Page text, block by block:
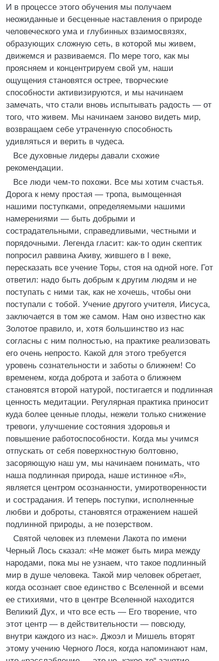
И в процессе этого обучения мы получаем
неожиданные и бесценные наставления о природе
человеческого ума и глубинных взаимосвязях,
образующих сложную сеть, в которой мы живем,
движемся и развиваемся. По мере того, как мы
проясняем и концентрируем свой ум, наши
ощущения становятся острее, творческие
способности активизируются, и мы начинаем
замечать, что стали вновь испытывать радость — от
того, что живем. Мы начинаем заново видеть мир,
возвращаем себе утраченную способность
удивляться и верить в чудеса.
Все духовные лидеры давали схожие
рекомендации.
Все люди чем-то похожи. Все мы хотим счастья.
Дорога к нему простая — тропа, вымощенная
нашими поступками, определяемыми нашими
намерениями — быть добрыми и
сострадательными, справедливыми, честными и
порядочными. Легенда гласит: как-то один скептик
попросил раввина Акиву, жившего в I веке,
пересказать все учение Торы, стоя на одной ноге. Гот
ответил: надо быть добрым к другим людям и не
поступать с ними так, как не хочешь, чтобы они
поступали с тобой. Учение другого учителя, Иисуса,
заключается в том же самом. Нам оно известно как
Золотое правило, и, хотя большинство из нас
согласны с ним полностью, на практике реализовать
его очень непросто. Какой для этого требуется
уровень сознательности и заботы о ближнем! Со
временем, когда доброта и забота о ближнем
становятся второй натурой, постигается и подлинная
ценность медитации. Регулярная практика приносит
куда более ценные плоды, нежели только снижение
тревоги, улучшение состояния здоровья и
повышение работоспособности. Когда мы учимся
отпускать от себя поверхностную болтовню,
засоряющую наш ум, мы начинаем понимать, что
наша подлинная природа, наше истинное «Я»,
является центром осознанности, умиротворенности
и сострадания. И теперь поступки, исполненные
любви и доброты, становятся отражением нашей
подлинной природы, а не позерством.
Святой человек из племени Лакота по имени
Черный Лось сказал: «Не может быть мира между
народами, пока мы не узнаем, что такое подлинный
мир в душе человека. Такой мир человек обретает,
когда осознает свое единство с Вселенной и всеми
ее стихиями, что в центре Вселенной находится
Великий Дух, и что все есть — Его творение, что
этот центр — в действительности — повсюду,
внутри каждого из нас». Джоэл и Мишель вторят
этому учению Черного Лося, когда напоминают нам,